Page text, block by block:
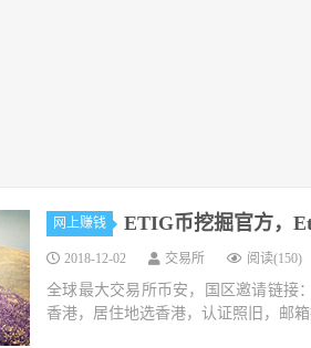
网上赚钱 ETIG币挖掘官方，
2018-12-02 交易所 阅读(150)
全球最大交易所币安，国区邀请链接：
香港，居住地选香港，认证照旧，邮